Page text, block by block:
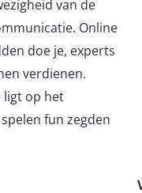
van de
Online
doe je, experts
verdienen.
ligt op het
fun zegden